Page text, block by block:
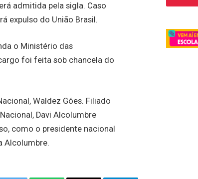
admitida pela sigla. Caso
expulso do União Brasil.
o Ministério das
foi feita sob chancela do
Waldez Góes. Filiado
Davi Alcolumbre
como o presidente nacional
Alcolumbre.